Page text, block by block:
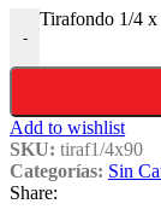
-
Tirafondo 1/4
Add to wishlist
SKU: tiraf1/4x90
Categorías: Sin
Share: